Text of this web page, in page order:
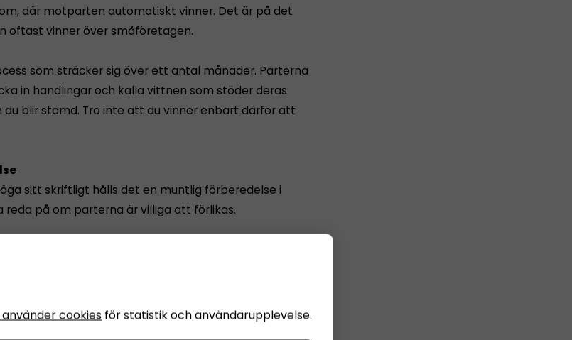
där motparten automatiskt vinner. Det är på det
oftast vinner över småföretagen.
som sträcker sig över ett antal månader. Parterna
in handlingar och kalla vittnen som stöder deras
du blir stämd. Tro inte att du vinner enbart därför att
sitt skriftligt hålls det en muntlig förberedelse i
på om parterna är villiga att förlikas.
Möjligheten att betala, förlikas eller dra tillbaka
cookies för statistik och användarupplevelse.